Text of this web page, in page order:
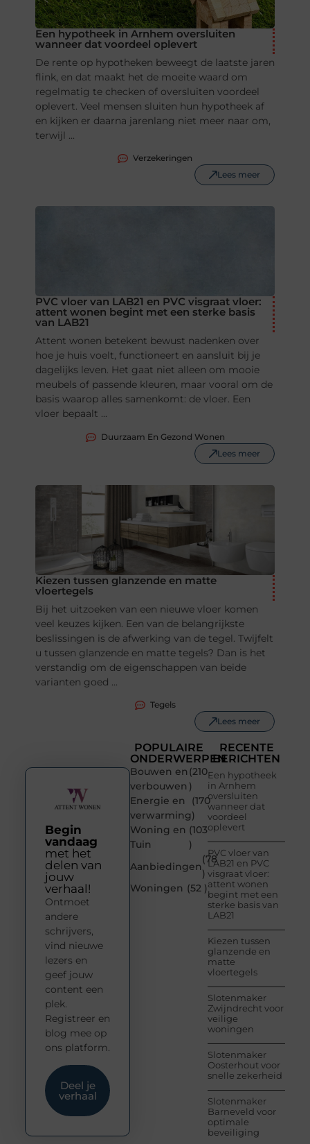
Een hypotheek in Arnhem oversluiten
wanneer dat voordeel oplevert
De rente op hypotheken beweegt de laatste jaren
flink, en dat maakt het de moeite waard om
regelmatig te checken of oversluiten voordeel
oplevert. Veel mensen sluiten hun hypotheek af
en kijken er daarna jarenlang niet meer naar om,
terwijl ...
Verzekeringen
Lees meer
PVC vloer van LAB21 en PVC visgraat vloer:
attent wonen begint met een sterke basis
van LAB21
Attent wonen betekent bewust nadenken over
hoe je huis voelt, functioneert en aansluit bij je
dagelijks leven. Het gaat niet alleen om mooie
meubels of passende kleuren, maar vooral om de
basis waarop alles samenkomt: de vloer. Een
vloer bepaalt ...
Duurzaam En Gezond Wonen
Lees meer
Kiezen tussen glanzende en matte
vloertegels
Bij het uitzoeken van een nieuwe vloer komen
veel keuzes kijken. Een van de belangrijkste
beslissingen is de afwerking van de tegel. Twijfelt
u tussen glanzende en matte tegels? Dan is het
verstandig om de eigenschappen van beide
varianten goed ...
Tegels
Lees meer
POPULAIRE
ONDERWERPEN
Bouwen en
verbouwen
(210
)
Energie en
verwarming
(170
)
Woning en
Tuin
(103
)
Aanbiedingen
(78
)
Woningen (52 )
RECENTE
BERICHTEN
Een hypotheek
in Arnhem
oversluiten
wanneer dat
voordeel
oplevert
PVC vloer van
LAB21 en PVC
visgraat vloer:
attent wonen
begint met een
sterke basis van
LAB21
Kiezen tussen
glanzende en
matte
vloertegels
Slotenmaker
Zwijndrecht voor
veilige
woningen
Slotenmaker
Oosterhout voor
snelle zekerheid
Slotenmaker
Barneveld voor
optimale
beveiliging
Begin
vandaag
met het
delen van
jouw
verhaal!
Ontmoet
andere
schrijvers,
vind nieuwe
lezers en
geef jouw
content een
plek.
Registreer en
blog mee op
ons platform.
Deel je
verhaal